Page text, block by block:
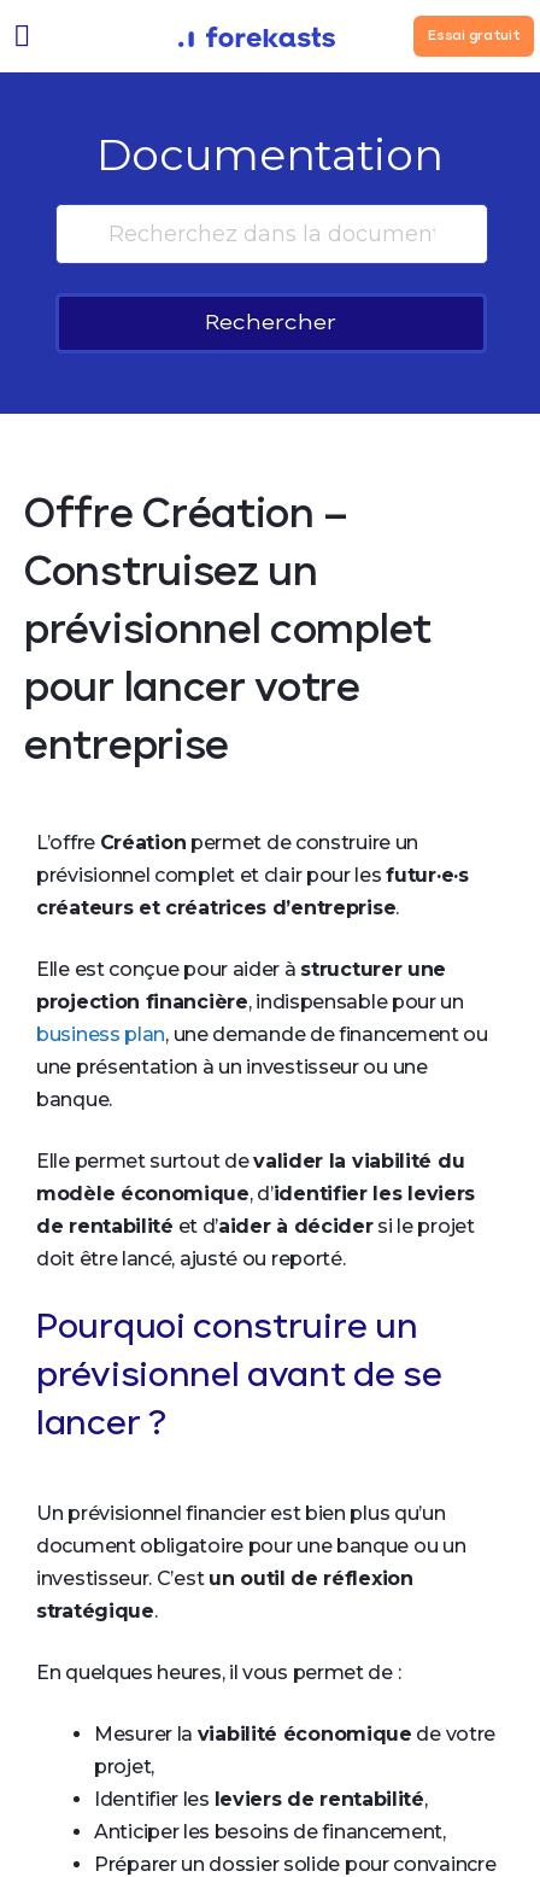
Essai gratuit
Documentation
Rechercher
Offre Création –
Construisez un
prévisionnel complet
pour lancer votre
entreprise
L’offre Création permet de construire un
prévisionnel complet et clair pour lesfutur·e·s
créateurs et créatrices d’entreprise.
Elle est conçue pour aider à structurer une
projection financière, indispensable pour un
business plan, une demande de financement ou
une présentation à un investisseur ou une
banque.
Elle permet surtout devalider la viabilité du
modèle économique, d’identifier les leviers
de rentabilité et d’aider à décidersi le projet
doit être lancé, ajusté ou reporté.
Pourquoi construire un
prévisionnel avant de se
lancer ?
Un prévisionnel financier est bien plus qu’un
document obligatoire pour une banque ou un
investisseur. C’est un outil de réflexion
stratégique.
En quelques heures, il vous permet de :
Mesurer la viabilité économique de votre
projet,
Identifier les leviers de rentabilité,
Anticiper les besoins de financement,
Préparer un dossier solide pour convaincre